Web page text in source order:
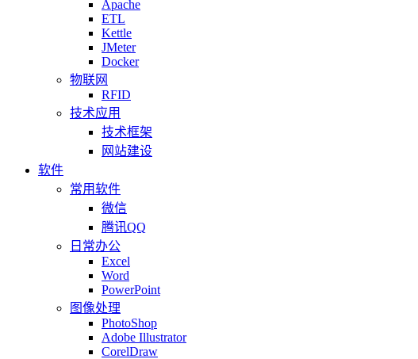
Apache
ETL
Kettle
JMeter
Docker
物联网
RFID
技术应用
技术框架
网站建设
软件
常用软件
微信
腾讯QQ
日常办公
Excel
Word
PowerPoint
图像处理
PhotoShop
Adobe Illustrator
CorelDraw